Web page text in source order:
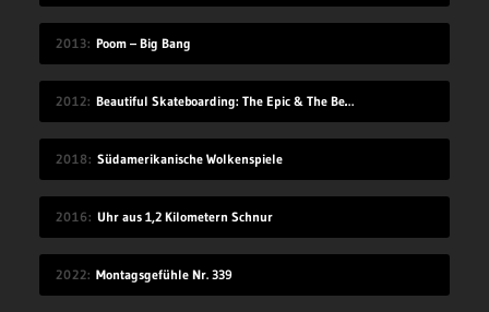
2013 Poom – Big Bang
2012 Beautiful Skateboarding: The Epic & The Beasts
2018 Südamerikanische Wolkenspiele
2016 Uhr aus 1,2 Kilometern Schnur
2022 Montagsgefühle Nr. 339